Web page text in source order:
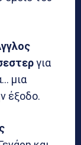
για
μια
έξοδο.